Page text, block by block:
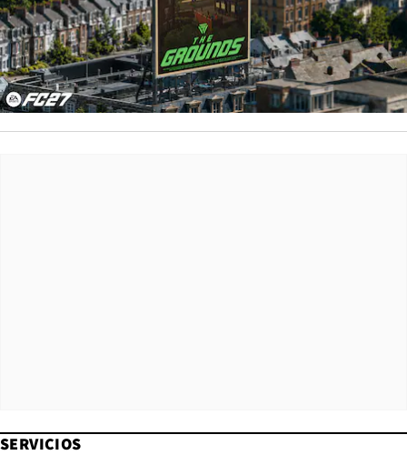
SERVICIOS